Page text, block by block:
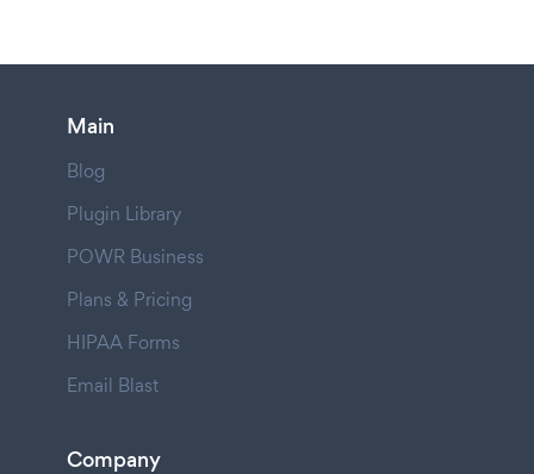
Main
Blog
Plugin Library
POWR Business
Plans & Pricing
HIPAA Forms
Email Blast
Company